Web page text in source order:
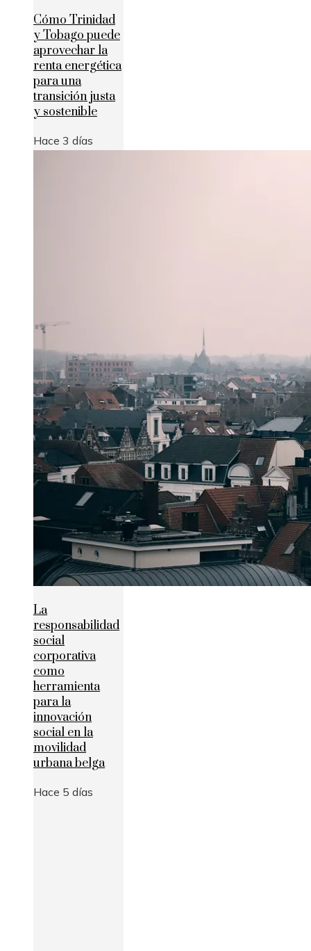
Cómo Trinidad
y Tobago puede
aprovechar la
renta energética
para una
transición justa
y sostenible
Hace 3 días
La
responsabilidad
social
corporativa
como
herramienta
para la
innovación
social en la
movilidad
urbana belga
Hace 5 días